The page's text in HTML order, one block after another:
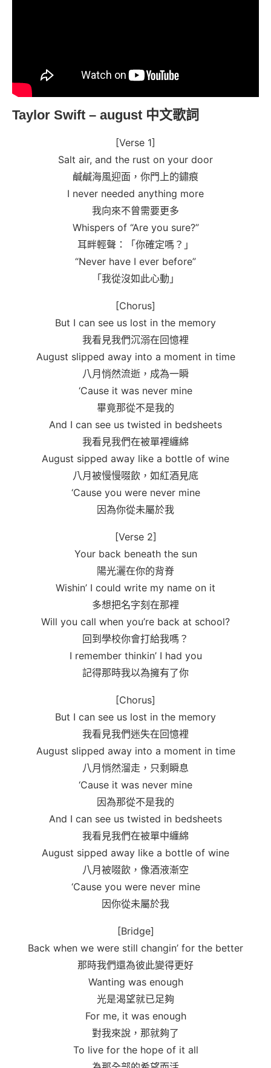
Taylor Swift – august 中文歌詞
[Verse 1]
Salt air, and the rust on your door
鹹鹹海風迎面，你門上的鏽痕
I never needed anything more
我向來不曾需要更多
Whispers of “Are you sure?”
耳畔輕聲：「你確定嗎？」
“Never have I ever before”
「我從沒如此心動」
[Chorus]
But I can see us lost in the memory
我看見我們沉溺在回憶裡
August slipped away into a moment in time
八月悄然流逝，成為一瞬
‘Cause it was never mine
畢竟那從不是我的
And I can see us twisted in bedsheets
我看見我們在被單裡纏綿
August sipped away like a bottle of wine
八月被慢慢啜飲，如紅酒見底
‘Cause you were never mine
因為你從未屬於我
[Verse 2]
Your back beneath the sun
陽光灑在你的背脊
Wishin’ I could write my name on it
多想把名字刻在那裡
Will you call when you’re back at school?
回到學校你會打給我嗎？
I remember thinkin’ I had you
記得那時我以為擁有了你
[Chorus]
But I can see us lost in the memory
我看見我們迷失在回憶裡
August slipped away into a moment in time
八月悄然溜走，只剩瞬息
‘Cause it was never mine
因為那從不是我的
And I can see us twisted in bedsheets
我看見我們在被單中纏綿
August sipped away like a bottle of wine
八月被啜飲，像酒液漸空
‘Cause you were never mine
因你從未屬於我
[Bridge]
Back when we were still changin’ for the better
那時我們還為彼此變得更好
Wanting was enough
光是渴望就已足夠
For me, it was enough
對我來說，那就夠了
To live for the hope of it all